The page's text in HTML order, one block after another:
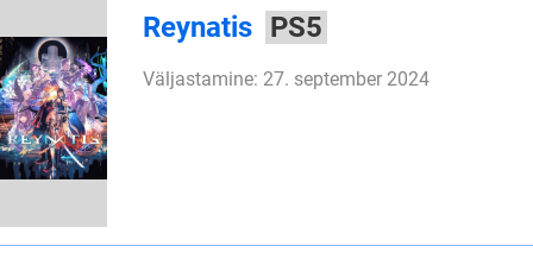
Reynatis PS5
Väljastamine: 27. september 2024